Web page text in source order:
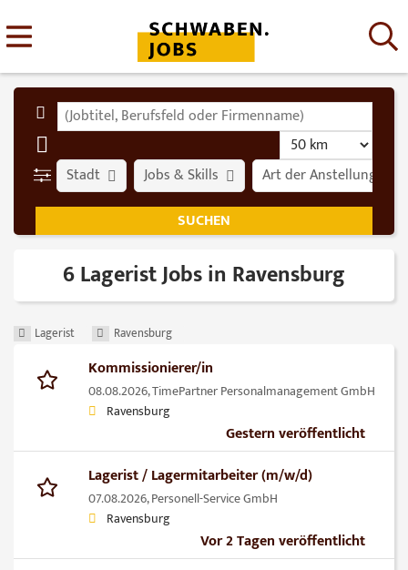
Stadt Art der Anstellung
Jobs & Skills
6 Lagerist Jobs in Ravensburg
Lagerist Ravensburg
Kommissionierer/in
08.08.2026,TimePartner Personalmanagement GmbH
Ravensburg
Gestern veröffentlicht
Lagerist / Lagermitarbeiter (m/w/d)
07.08.2026,Personell-Service GmbH
Ravensburg
Vor 2 Tagen veröffentlicht